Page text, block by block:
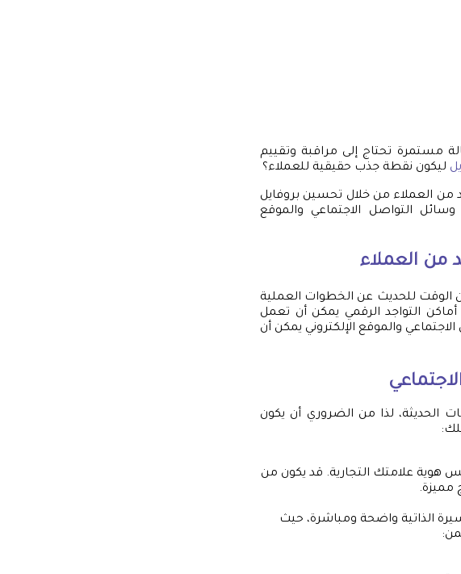
مستمرة تحتاج إلى مراقبة وتقييم
ليكون نقطة جذب حقيقية للعملاء؟
من العملاء من خلال تحسين بروفايل
التواصل الاجتماعي والموقع
من العملاء
الوقت للحديث عن الخطوات العملية
التواجد الرقمي يمكن أن تعمل
والموقع الإلكتروني يمكن أن
الحديثة، لذا من الضروري أن يكون
علامتك التجارية. قد يكون من
مميزة.
الذاتية واضحة ومباشرة، حيث